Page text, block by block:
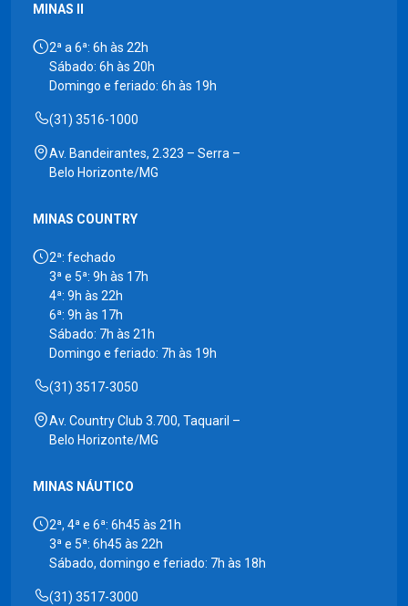
MINAS II
2ª a 6ª: 6h às 22h
Sábado: 6h às 20h
Domingo e feriado: 6h às 19h
(31) 3516-1000
Av. Bandeirantes, 2.323 – Serra –
Belo Horizonte/MG
MINAS COUNTRY
2ª: fechado
3ª e 5ª: 9h às 17h
4ª: 9h às 22h
6ª: 9h às 17h
Sábado: 7h às 21h
Domingo e feriado: 7h às 19h
(31) 3517-3050
Av. Country Club 3.700, Taquaril –
Belo Horizonte/MG
MINAS NÁUTICO
2ª, 4ª e 6ª: 6h45 às 21h
3ª e 5ª: 6h45 às 22h
Sábado, domingo e feriado: 7h às 18h
(31) 3517-3000